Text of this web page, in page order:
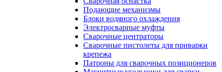
Подающие механизмы
Блоки водяного охлаждения
Электросварные муфты
Сварочные центраторы
Сварочные пистолеты для приварки
крепежа
Патроны для сварочных позиционеров